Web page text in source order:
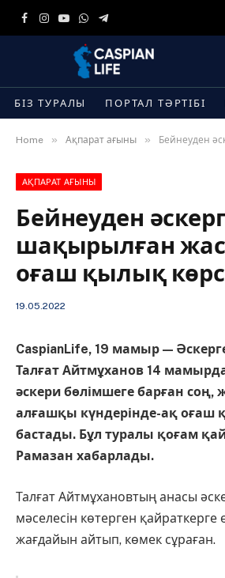
Facebook
Instagram
YouTube
WhatsApp
Telegram
БІЗ ТУРАЛЫ ПОРТАЛ ТӘРТІБІ
Home » Ақпарат ағыны » Бейнеуден әскерге
АҚПАРАТ АҒЫНЫ
Бейнеуден
шақырылған жас
оғаш қылық
19.05.2022
CaspianLife, 19 мамыр —
Талғат Айтмұханов 14
әскери бөлімшеге барған
алғашқы күндерінде-ақ оғаш
бастады. Бұл туралы қоғам
Рамазан хабарлады.
Талғат Айтмұхановтың анасы
мәселесін көтерген
жағдайын айтып, көмек сұраған.